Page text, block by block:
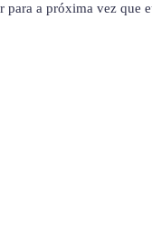
para a próxima vez que